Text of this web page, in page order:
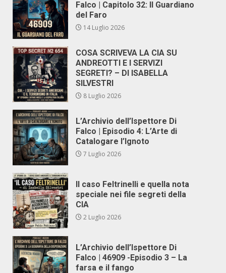
Falco | Capitolo 32: Il Guardiano
del Faro
14 Luglio 2026
COSA SCRIVEVA LA CIA SU
ANDREOTTI E I SERVIZI
SEGRETI? – DI ISABELLA
SILVESTRI
8 Luglio 2026
L’Archivio dell’Ispettore Di
Falco | Episodio 4: L’Arte di
Catalogare l’Ignoto
7 Luglio 2026
Il caso Feltrinelli e quella nota
speciale nei file segreti della
CIA
2 Luglio 2026
L’Archivio dell’Ispettore Di
Falco | 46909 -Episodio 3 – La
farsa e il fango